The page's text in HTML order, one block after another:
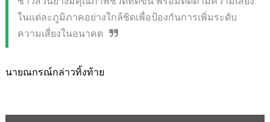
ในแต่ละภูมิภาคอย่างใกล้ชิดเพื่อป้องกันการเพิ่มระดับ
ความเสี่ยงในอนาคต
นายณกรณ์กล่าวทิ้งท้าย